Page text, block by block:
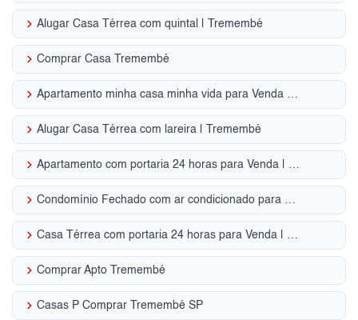
keyboard_arrow_right Alugar Casa Térrea com quintal | Tremembé
keyboard_arrow_right Comprar Casa Tremembé
keyboard_arrow_right Apartamento minha casa minha vida para Venda | Tremembé
keyboard_arrow_right Alugar Casa Térrea com lareira | Tremembé
keyboard_arrow_right Apartamento com portaria 24 horas para Venda | Tremembé
keyboard_arrow_right Condomínio Fechado com ar condicionado para Venda | Tremembé
keyboard_arrow_right Casa Térrea com portaria 24 horas para Venda | Tremembé
keyboard_arrow_right Comprar Apto Tremembé
keyboard_arrow_right Casas P Comprar Tremembé SP